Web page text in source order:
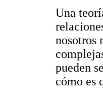
Una
nosotros
pueden
cómo es